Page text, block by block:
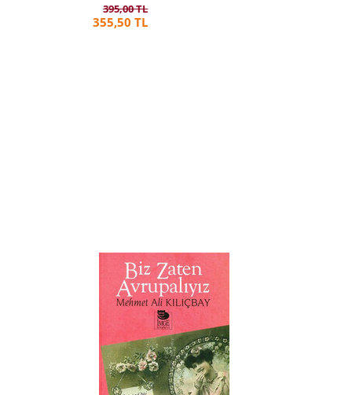
395,00 TL
355,50 TL